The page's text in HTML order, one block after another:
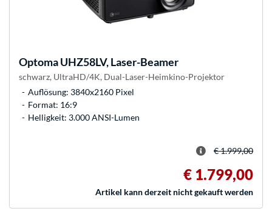
OptomaUHZ58LV, Laser-Beamer
schwarz, UltraHD/4K, Dual-Laser-Heimkino-Projektor
Auflösung: 3840x2160 Pixel
Format: 16:9
Helligkeit: 3.000 ANSI-Lumen
€ 1.999,00
€ 1.799,00
Artikel kann derzeit nicht gekauft werden